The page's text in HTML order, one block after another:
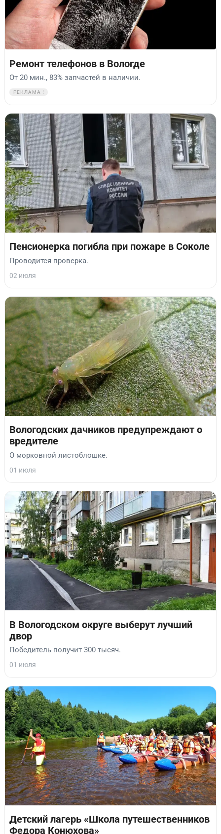
Ремонт телефонов в Вологде
От 20 мин., 83% запчастей в наличии.
РЕКЛАМА
Пенсионерка погибла при пожаре в Соколе
Проводится проверка.
02 июля
Вологодских дачников предупреждают о
вредителе
О морковной листоблошке.
01 июля
В Вологодском округе выберут лучший
двор
Победитель получит 300 тысяч.
01 июля
Детский лагерь «Школа путешественников
Федора Конюхова»